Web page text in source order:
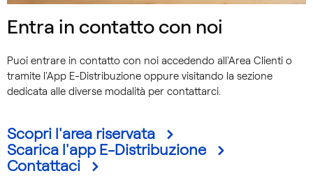
Entra in contatto con noi
Puoi entrare in contatto con noi accedendo all'Area Clienti o
tramite l'App E-Distribuzione oppure visitando la sezione
dedicata alle diverse modalità per contattarci.
Scopri l'area riservata
Scarica l'app E-Distribuzione
Contattaci